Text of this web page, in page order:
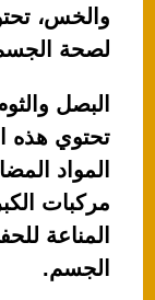
والخس،
لصحة
البصل
تحتوي هذه
المواد
مركبات
المناعة
الجسم.